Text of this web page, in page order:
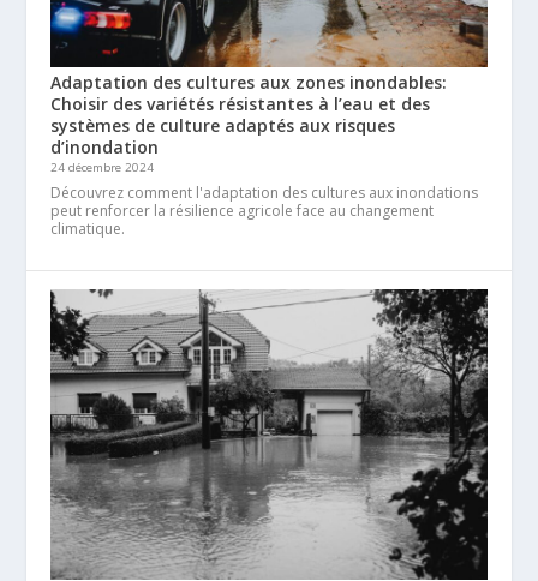
Adaptation des cultures aux zones inondables:
Choisir des variétés résistantes à l’eau et des
systèmes de culture adaptés aux risques
d’inondation
24 décembre 2024
Découvrez comment l'adaptation des cultures aux inondations
peut renforcer la résilience agricole face au changement
climatique.